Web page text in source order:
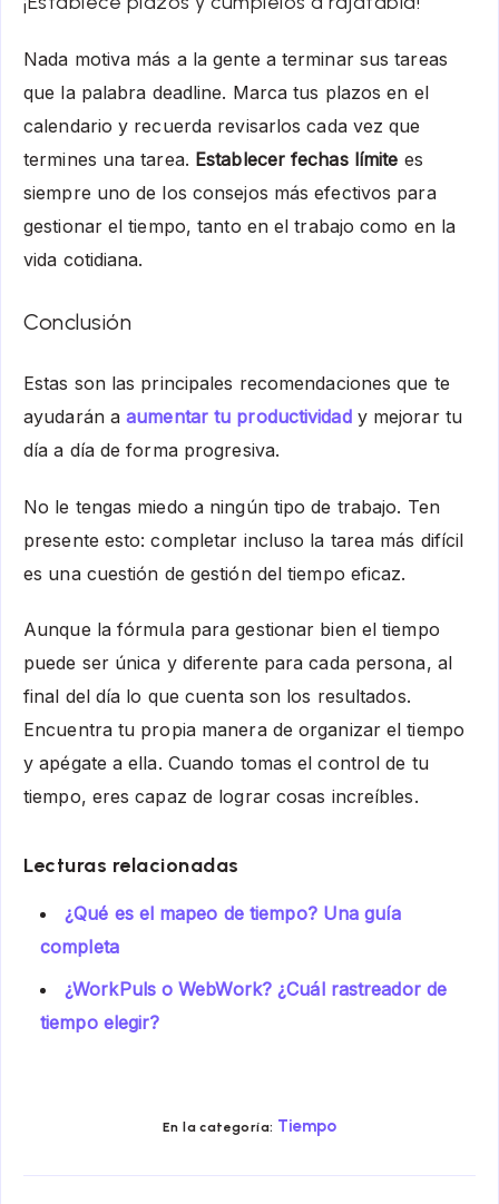
Nada motiva más a la gente a terminar sus tareas
que la palabra deadline. Marca tus plazos en el
calendario y recuerda revisarlos cada vez que
termines una tarea. Establecer fechas límite es
siempre uno de los consejos más efectivos para
gestionar el tiempo, tanto en el trabajo como en la
vida cotidiana.
Conclusión
Estas son las principales recomendaciones que te
ayudarán aaumentar tu productividady mejorar tu
día a día de forma progresiva.
No le tengas miedo a ningún tipo de trabajo. Ten
presente esto: completar incluso la tarea más difícil
es una cuestión de gestión del tiempo eficaz.
Aunque la fórmula para gestionar bien el tiempo
puede ser única y diferente para cada persona, al
final del día lo que cuenta son los resultados.
Encuentra tu propia manera de organizar el tiempo
y apégate a ella. Cuando tomas el control de tu
tiempo, eres capaz de lograr cosas increíbles.
Lecturas relacionadas
¿Qué es el mapeo de tiempo? Una guía
completa
¿WorkPuls o WebWork? ¿Cuál rastreador de
tiempo elegir?
En la categoría: Tiempo